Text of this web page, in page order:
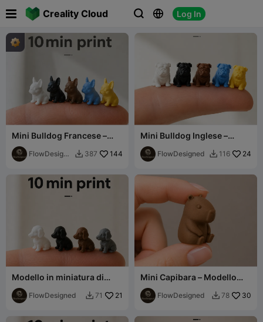
Creality Cloud   Log In
 
Mini Bulldog Francese –
Cucciolo Dettagliato a
Stampa Rapida
FlowDesigne
 387 144
Mini Bulldog Inglese –
Stampa Rapida Dettagliata
FlowDesigned  116 24
Modello in miniatura di
Bassotto – Stampa rapida
ultra dettagliata
FlowDesigned  71 21
Mini Capibara – Modello
grazioso ultra dettagliato
FlowDesigned  78 30